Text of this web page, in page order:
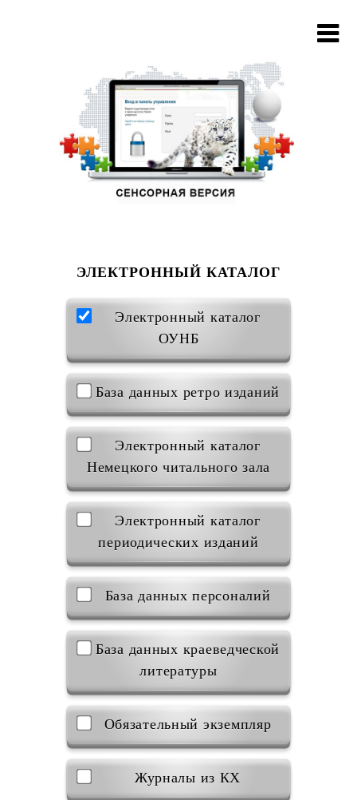
ЭЛЕКТРОННЫЙ КАТАЛОГ
Электронный каталог
ОУНБ
База данных ретро изданий
Электронный каталог
Немецкого читального зала
Электронный каталог
периодических изданий
База данных персоналий
База данных краеведческой
литературы
Обязательный экземпляр
Журналы из КХ